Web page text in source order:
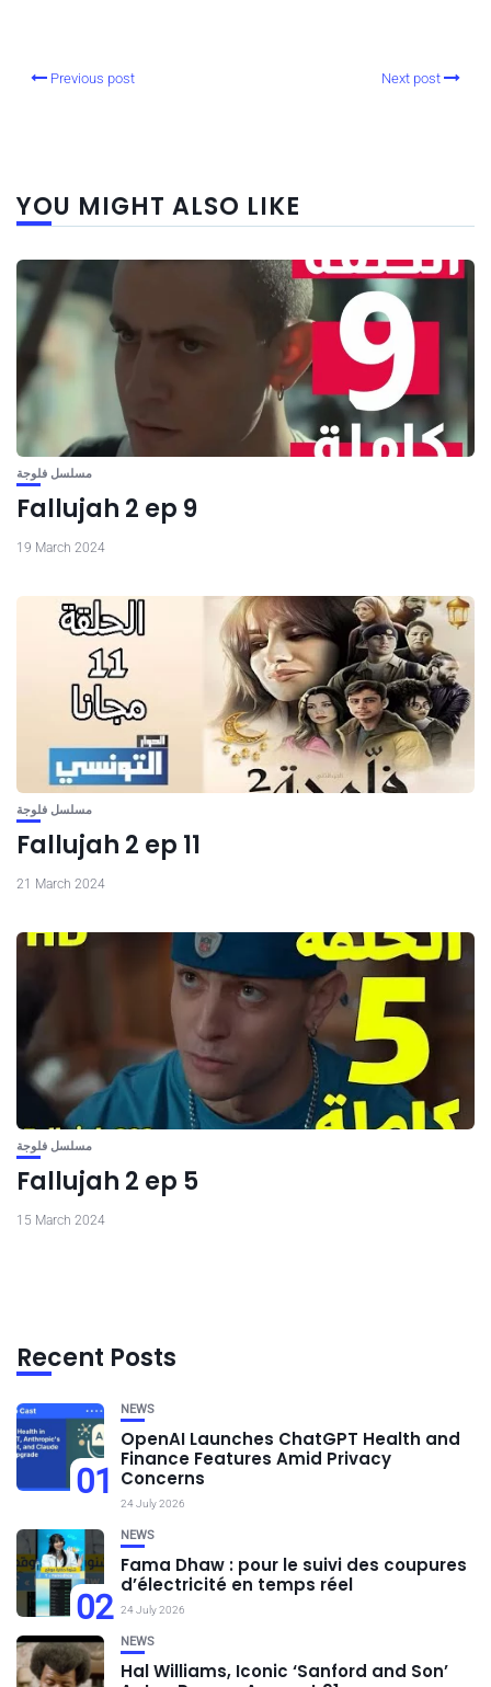
Previous post Next post
YOU MIGHT ALSO LIKE
مسلسل فلوجة
Fallujah 2 ep 9
19 March 2024
مسلسل فلوجة
Fallujah 2 ep 11
21 March 2024
مسلسل فلوجة
Fallujah 2 ep 5
15 March 2024
Recent Posts
01
NEWS
OpenAI Launches ChatGPT Health and
Finance Features Amid Privacy
Concerns
24 July 2026
02
NEWS
Fama Dhaw : pour le suivi des coupures
d’électricité en temps réel
24 July 2026
NEWS
Hal Williams, Iconic ‘Sanford and Son’